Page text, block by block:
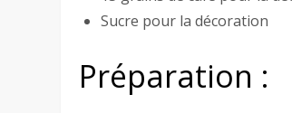
Sucre pour la décoration
Préparation :